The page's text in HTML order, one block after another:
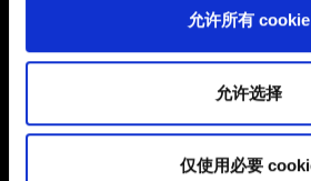
您可以在下面的"设置"菜单中找到有
其中的内容并准备好继续，请点击"确
允许所有 cookie
允许选择
仅使用必要
我想报告本地化问题
奖杯